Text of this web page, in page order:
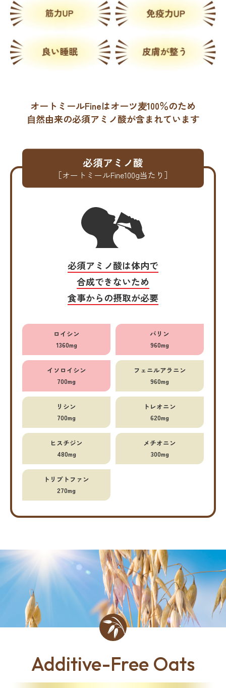
オートミールFineはオーツ⻨100％のため
⾃然由来の必須アミノ酸が含まれています
必須アミノ酸
［オートミールFine100g当たり］
必須アミノ酸は体内で
合成できないため
食事からの摂取が必要
ロイシン
1360mg
バリン
960mg
イソロイシン
700mg
フェニルアラニン
960mg
リシン
700mg
トレオニン
620mg
ヒスチジン
480mg
メチオニン
300mg
トリプトファン
270mg
Additive-Free Oats